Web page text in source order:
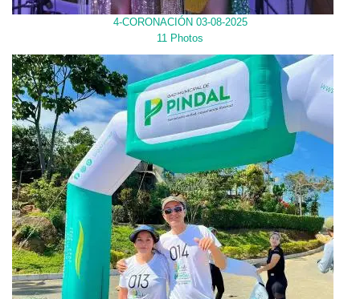
4-CORONACIÓN 03-08-2025
11 Photos